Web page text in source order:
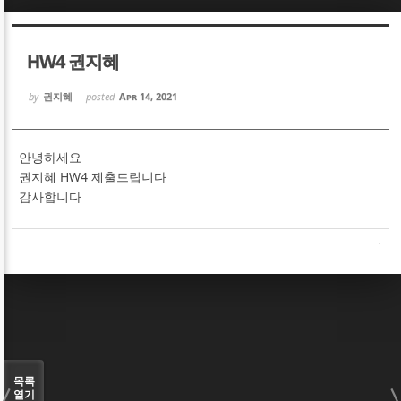
HW4 권지혜
by 권지혜 posted Apr 14, 2021
안녕하세요
권지혜 HW4 제출드립니다
감사합니다
목록
열기
Sketchbook5, 스케치북5
Sketchbook5, 스케치북5
Sketchbook5, 스케치북5
Sketchbook5, 스케치북5